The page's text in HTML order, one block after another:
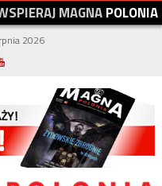
SPIERAJMAGNAPOLONIA
2026